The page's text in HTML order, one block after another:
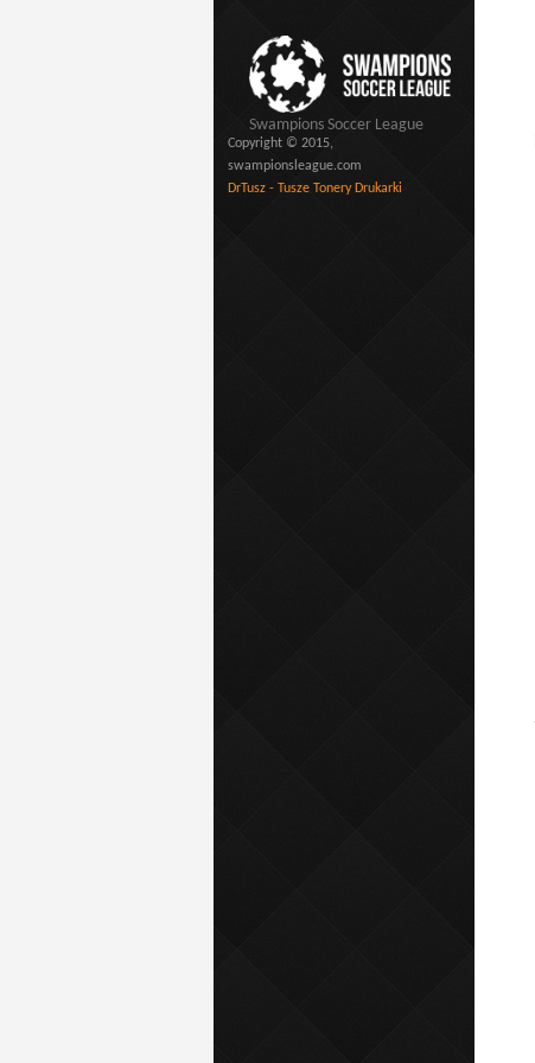
Swampions Soccer League
Copyright © 2015,
swampionsleague.com
DrTusz - Tusze Tonery Drukarki